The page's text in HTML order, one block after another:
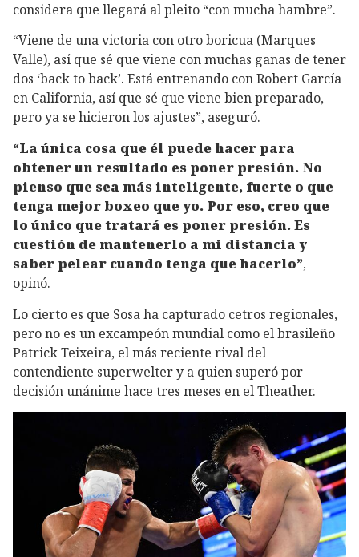
considera que llegará al pleito “con mucha hambre”.
“Viene de una victoria con otro boricua (Marques
Valle), así que sé que viene con muchas ganas de tener
dos ‘back to back’. Está entrenando con Robert García
en California, así que sé que viene bien preparado,
pero ya se hicieron los ajustes”, aseguró.
“La única cosa que él puede hacer para
obtener un resultado es poner presión. No
pienso que sea más inteligente, fuerte o que
tenga mejor boxeo que yo. Por eso, creo que
lo único que tratará es poner presión. Es
cuestión de mantenerlo a mi distancia y
saber pelear cuando tenga que hacerlo”,
opinó.
Lo cierto es que Sosa ha capturado cetros regionales,
pero no es un excampeón mundial como el brasileño
Patrick Teixeira, el más reciente rival del
contendiente superwelter y a quien superó por
decisión unánime hace tres meses en el Theather.